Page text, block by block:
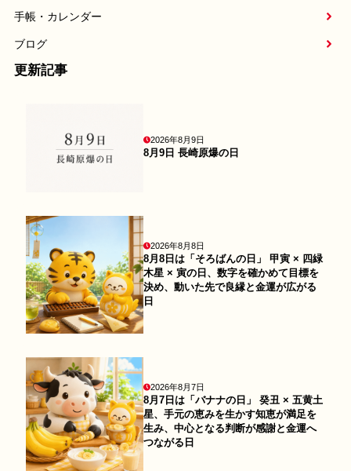
手帳・カレンダー
ブログ
更新記事
2026年8月9日
8月9日 長崎原爆の日
2026年8月8日
8月8日は「そろばんの日」 甲寅 × 四緑
木星 × 寅の日、数字を確かめて目標を
決め、動いた先で良縁と金運が広がる
日
2026年8月7日
8月7日は「バナナの日」 癸丑 × 五黄土
星、手元の恵みを生かす知恵が満足を
生み、中心となる判断が感謝と金運へ
つながる日